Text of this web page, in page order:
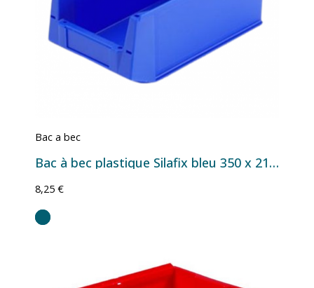
Bac a bec
Bac à bec plastique Silafix bleu 350 x 210 x 145 mm – 8 litres
8,25 €